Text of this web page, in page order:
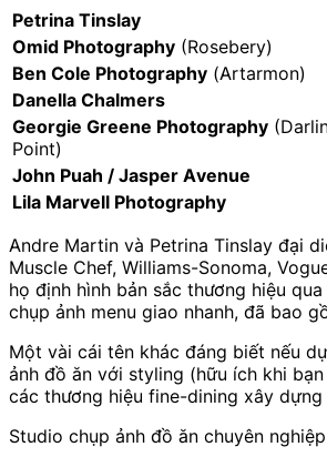
Petrina Tinslay
Omid Photography (Rosebery)
Ben Cole Photography (Artarmon)
Danella Chalmers
Georgie Greene Photography
Point)
John Puah / Jasper Avenue
Lila Marvell Photography
Andre Martin và Petrina Tinslay đại
Muscle Chef, Williams-Sonoma,
họ định hình bản sắc thương hiệu
chụp ảnh menu giao nhanh, đã bao
Một vài cái tên khác đáng biết nếu
ảnh đồ ăn với styling (hữu ích khi
các thương hiệu fine-dining xây dựng
Studio chụp ảnh đồ ăn chuyên